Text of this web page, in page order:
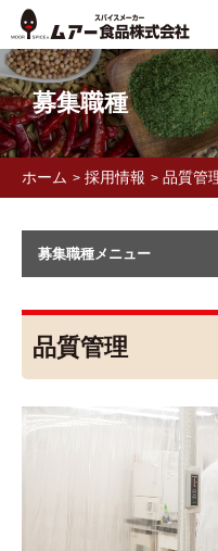
募集職種
ホーム > 採用情報 > 品質管
募集職種メニュー
品質管理